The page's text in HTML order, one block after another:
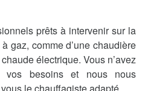
prêts à intervenir sur la
gaz, comme d’une chaudière
électrique. Vous n’avez
vos besoins et nous nous